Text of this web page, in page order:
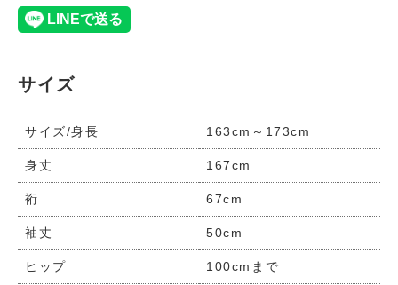
サイズ
サイズ/身長 163cm～173cm
身丈 167cm
裄 67cm
袖丈 50cm
ヒップ 100cmまで